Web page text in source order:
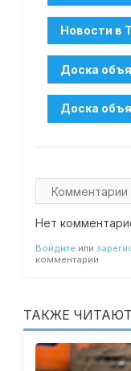
Нет
Войдите или
комментарии
ТАКЖЕ ЧИТАЮТ